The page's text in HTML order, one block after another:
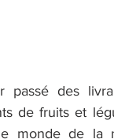
passé des
de fruits et
monde de